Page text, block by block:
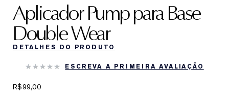
Aplicador Pump para Base
Double Wear
DETALHES DO PRODUTO
ESCREVA A PRIMEIRA AVALIAÇÃO
R$99,00